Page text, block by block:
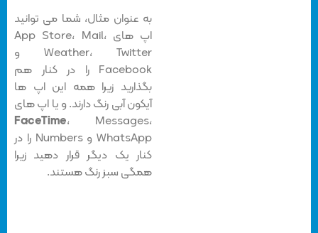
به عنوان مثال، شما می توانید
اپ های App Store، Mail،
Weather، Twitter و
Facebook را در کنار هم
بگذارید زیرا همه این اپ ها
آیکون آبی رنگ دارند. و یا اپ های
FaceTime
، Messages،
WhatsApp و Numbers را در
کنار یک دیگر قرار دهید زیرا
همگی سبز رنگ هستند.